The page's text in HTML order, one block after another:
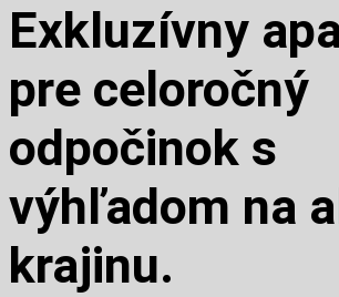
Exkluzívny
pre celoročný
odpočinok s
výhľadom na
krajinu.